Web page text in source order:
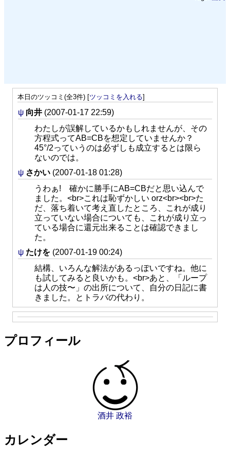
本日のツッコミ(全3件) [ツッコミを入れる]
ψ 向井 (2007-01-17 22:59)
わたしが誤解しているかもしれませんが、その
方程式ってAB=CBを想定していませんか？
45°/2っていうのは必ずしも成立するとは限ら
ないのでは。
ψ さかい (2007-01-18 01:28)
うわぁ! 確かに勝手にAB=CBだと思い込んで
ました。<br>これは恥ずかしい orz<br><br>た
だ、落ち着いて考え直したところ、これが成り
立っていない場合についても、これが成り立っ
ている場合に還元出来ることは確認できまし
た。
ψ たけを (2007-01-19 00:24)
結構、いろんな解法があるっぽいですね。他に
も試してみると良いかも。<br>あと、「ループ
は人の技〜」の出所について、自分の日記に書
きました。とトラバの代わり。
プロフィール
酒井 政裕
カレンダー